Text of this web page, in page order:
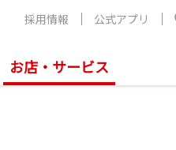
お店・サービス
採用情報 公式アプリ